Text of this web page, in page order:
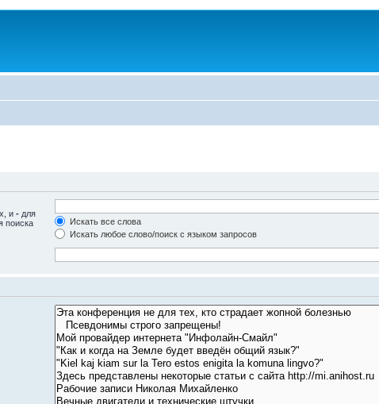
и - для
поиска
Искать все слова
Искать любое слово/поиск с языком запросов